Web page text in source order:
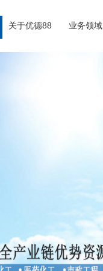
关于优德88 业务领域